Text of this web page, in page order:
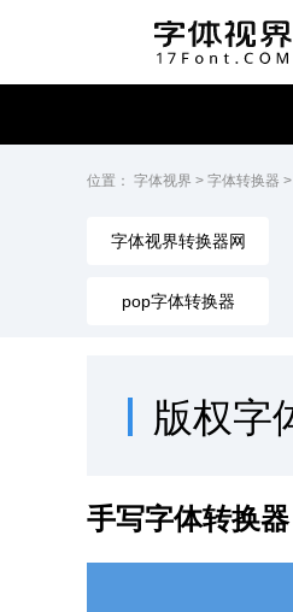
位置： 字体视界 > 字体转换器 >
字体视界转换器网
pop字体转换器
软笔字体转换器
手写字体转换器